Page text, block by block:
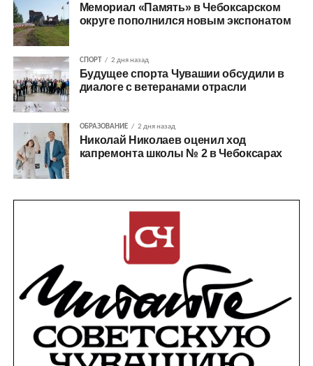
Мемориал «Память» в Чебоксарском
округе пополнился новым экспонатом
СПОРТ 2 дня назад
Будущее спорта Чувашии обсудили в
диалоге с ветеранами отрасли
ОБРАЗОВАНИЕ 2 дня назад
Николай Николаев оценил ход
капремонта школы № 2 в Чебоксарах